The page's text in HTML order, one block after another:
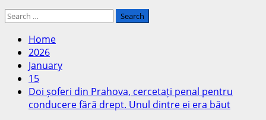
Search
Home
2026
January
15
Doi șoferi din Prahova, cercetați penal pentru
conducere fără drept. Unul dintre ei era băut